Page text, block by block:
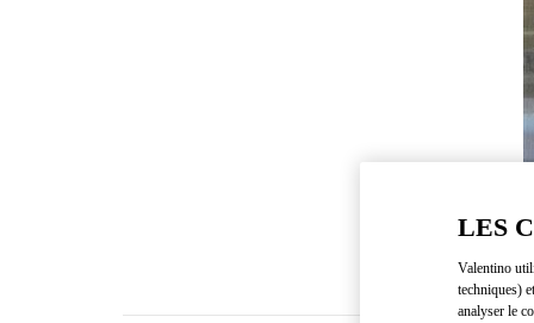
LES
Valentino
techniques)
analyser le